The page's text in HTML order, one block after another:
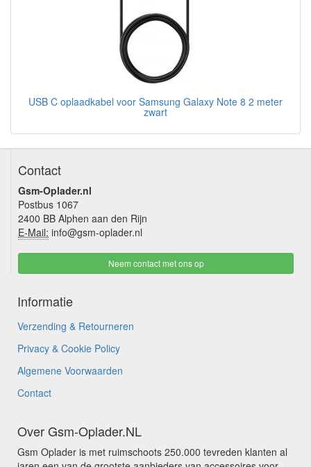
USB C oplaadkabel voor Samsung Galaxy Note 8 2 meter
zwart
Contact
Gsm-Oplader.nl
Postbus 1067
2400 BB Alphen aan den Rijn
E-Mail: info@gsm-oplader.nl
Neem contact met ons op
Informatie
Verzending & Retourneren
Privacy & Cookie Policy
Algemene Voorwaarden
Contact
Over Gsm-Oplader.NL
Gsm Oplader is met ruimschoots 250.000 tevreden klanten al